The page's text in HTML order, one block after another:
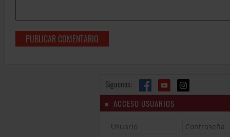
Síguenos:
ACCESO USUARIOS